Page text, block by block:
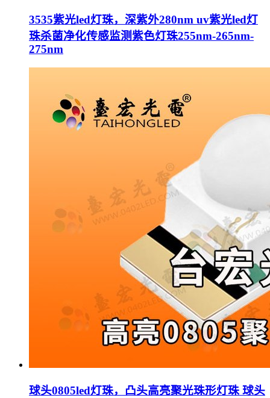
3535紫光led灯珠，深紫外280nm uv紫光led灯
珠杀菌净化传感监测紫色灯珠255nm-265nm-
275nm
球头0805led灯珠，凸头高亮聚光珠形灯珠 球头